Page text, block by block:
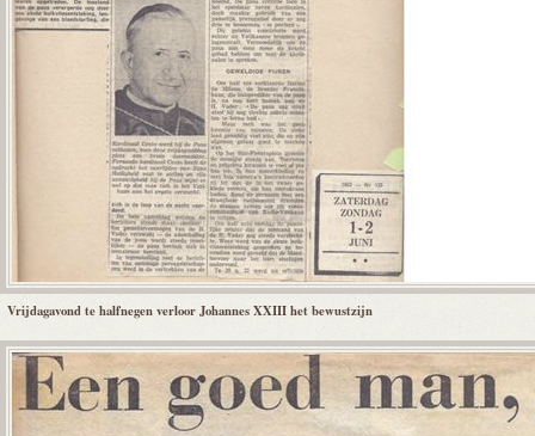
Vrijdagavond te halfnegen verloor Johannes XXIII het bewustzijn